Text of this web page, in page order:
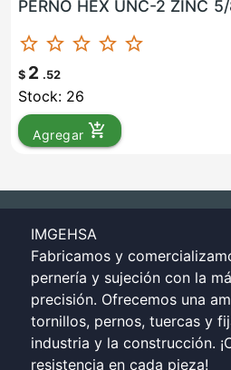
star_border star_border star_border star_border star_border
$ 2 .52
Stock: 26
Agregar add_shopping_cart
IMGEHSA
Fabricamos y
pernería y sujeción con la
precisión. Ofrecemos una
tornillos, pernos, tuercas y
industria y la construcción.
resistencia en cada pieza!